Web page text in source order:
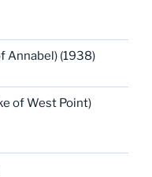
Annabel) (1938)
of West Point)